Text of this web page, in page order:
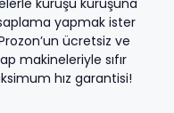
yapmak ister
ücretsiz ve
makineleriyle sıfır
hız garantisi!